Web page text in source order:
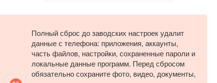
Полный сброс до заводских настроек удалит
данные с телефона: приложения, аккаунты,
часть файлов, настройки, сохраненные пароли и
локальные данные программ. Перед сбросом
обязательно сохраните фото, видео, документы,